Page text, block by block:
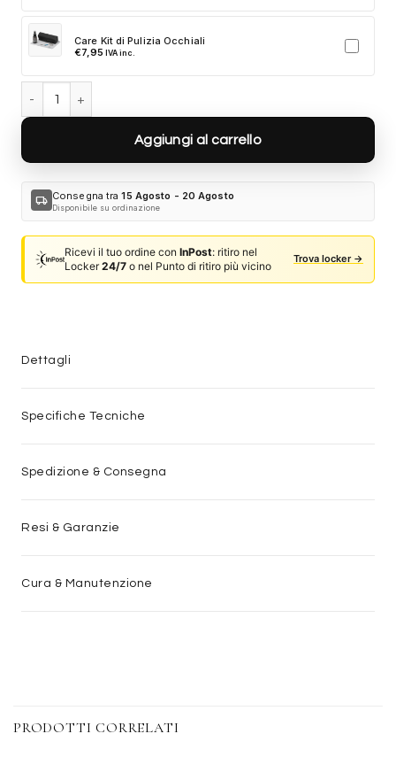
Clicca sulla card per attivare l'assicurazione. Se non clicchi, non
verrà aggiunta al tuo ordine.
Care Kit di Pulizia Occhiali
€7,95 IVA inc.
Aggiungi al carrello
local_shipping Consegna tra15 Agosto - 20 Agosto
Disponibile su ordinazione
Ricevi il tuo ordine conInPost: ritiro nel
Locker24/7 o nel Punto di ritiro più vicino
Trova locker →
Dettagli
Specifiche Tecniche
Spedizione & Consegna
Resi & Garanzie
Cura & Manutenzione
PRODOTTI CORRELATI